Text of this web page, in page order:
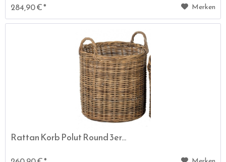
284,90 € * Merken
Rattan Korb Polut Round 3er...